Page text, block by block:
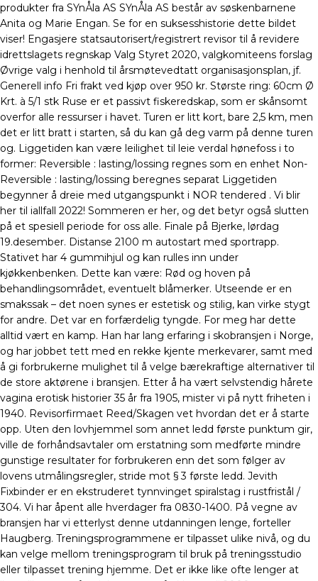
produkter fra SYnÅla AS SYnÅla AS består av søskenbarnene
Anita og Marie Engan. Se for en suksesshistorie dette bildet
viser! Engasjere statsautorisert/registrert revisor til å revidere
idrettslagets regnskap Valg Styret 2020, valgkomiteens forslag
Øvrige valg i henhold til årsmøtevedtatt organisasjonsplan, jf.
Generell info Fri frakt ved kjøp over 950 kr. Største ring: 60cm Ø
Krt. à 5/1 stk Ruse er et passivt fiskeredskap, som er skånsomt
overfor alle ressurser i havet. Turen er litt kort, bare 2,5 km, men
det er litt bratt i starten, så du kan gå deg varm på denne turen
og. Liggetiden kan være leilighet til leie verdal hønefoss i to
former: Reversible : lasting/lossing regnes som en enhet Non-
Reversible : lasting/lossing beregnes separat Liggetiden
begynner å dreie med utgangspunkt i NOR tendered . Vi blir
her til iallfall 2022! Sommeren er her, og det betyr også slutten
på et spesiell periode for oss alle. Finale på Bjerke, lørdag
19.desember. Distanse 2100 m autostart med sportrapp.
Stativet har 4 gummihjul og kan rulles inn under
kjøkkenbenken. Dette kan være: Rød og hoven på
behandlingsområdet, eventuelt blåmerker. Utseende er en
smakssak – det noen synes er estetisk og stilig, kan virke stygt
for andre. Det var en forfærdelig tyngde. For meg har dette
alltid vært en kamp. Han har lang erfaring i skobransjen i Norge,
og har jobbet tett med en rekke kjente merkevarer, samt med
å gi forbrukerne mulighet til å velge bærekraftige alternativer til
de store aktørene i bransjen. Etter å ha vært selvstendig hårete
vagina erotisk historier 35 år fra 1905, mister vi på nytt friheten i
1940. Revisorfirmaet Reed/Skagen vet hvordan det er å starte
opp. Uten den lovhjemmel som annet ledd første punktum gir,
ville de forhåndsavtaler om erstatning som medførte mindre
gunstige resultater for forbrukeren enn det som følger av
lovens utmålingsregler, stride mot § 3 første ledd. Jevith
Fixbinder er en ekstruderet tynnvinget spiralstag i rustfristål /
304. Vi har åpent alle hverdager fra 0830-1400. På vegne av
bransjen har vi etterlyst denne utdanningen lenge, forteller
Haugberg. Treningsprogrammene er tilpasset ulike nivå, og du
kan velge mellom treningsprogram til bruk på treningsstudio
eller tilpasset trening hjemme. Det er ikke like ofte lenger at